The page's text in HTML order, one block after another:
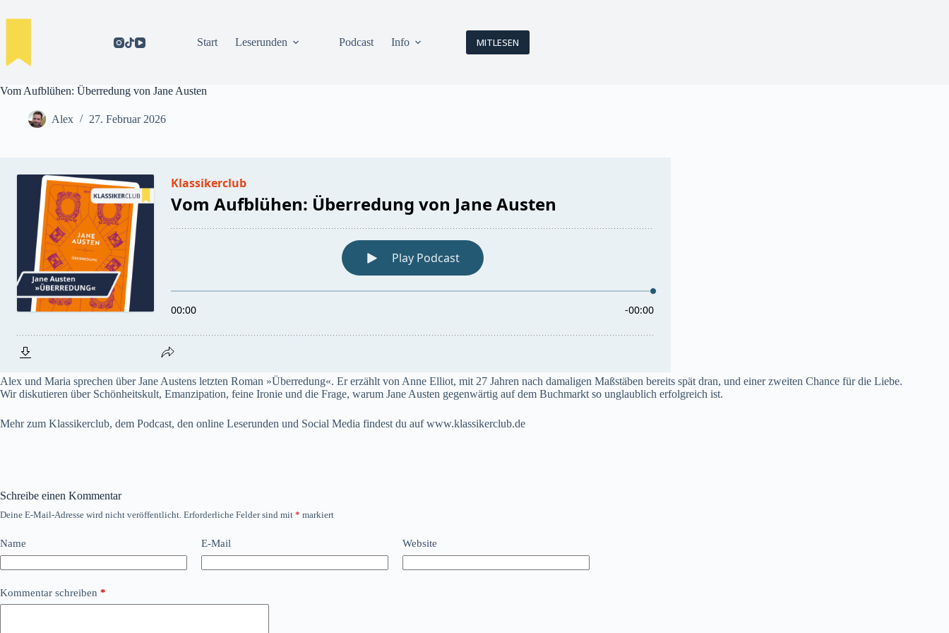
Inhalt
Start
Leserunden Podcast Info MITLESEN
Vom Aufblühen: Überredung von Jane Austen
Alex 27. Februar 2026
Alex und Maria sprechen über Jane Austens letzten Roman »Überredung«. Er erzählt von Anne Elliot, mit 27 Jahren nach damaligen Maßstäben bereits spät dran, und einer zweiten Chance für die Liebe.
Wir diskutieren über Schönheitskult, Emanzipation, feine Ironie und die Frage, warum Jane Austen gegenwärtig auf dem Buchmarkt so unglaublich erfolgreich ist.
Mehr zum Klassikerclub, dem Podcast, den online Leserunden und Social Media findest du auf www.klassikerclub.de
Schreibe einen Kommentar
Deine E-Mail-Adresse wird nicht veröffentlicht. Erforderliche Felder sind mit * markiert
Name E-Mail Website
Kommentar schreiben *